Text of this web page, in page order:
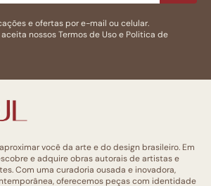
e ofertas por e-mail ou celular.
nossosTermos de Usoe Politica de
você da arte e do design brasileiro. Em
e adquire obras autorais de artistas e
Com uma curadoria ousada e inovadora,
oferecemos peças com identidade